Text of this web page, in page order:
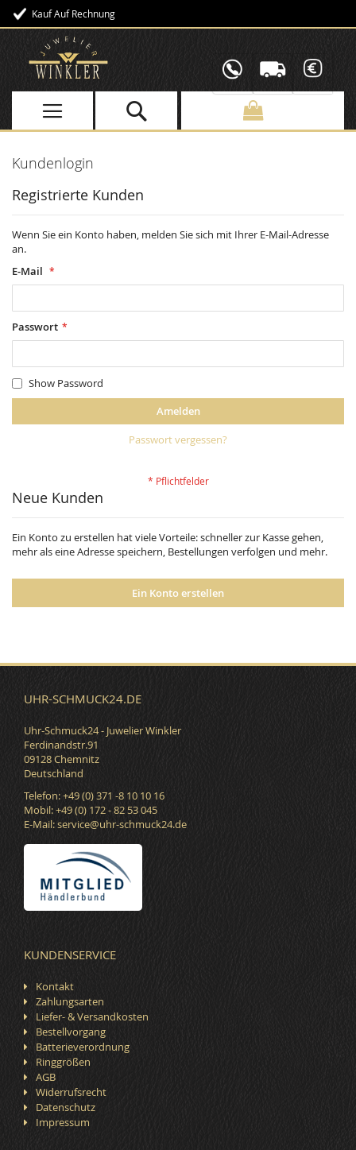
Kauf Auf Rechnung
Direkt
Inhalt
Kundenlogin
Registrierte Kunden
Wenn Sie ein Konto haben, melden Sie sich mit Ihrer E-Mail-Adresse
an.
E-Mail
Passwort
Show Password
Amelden
Passwort vergessen?
Neue Kunden
Ein Konto zu erstellen hat viele Vorteile: schneller zur Kasse gehen,
mehr als eine Adresse speichern, Bestellungen verfolgen und mehr.
Ein Konto erstellen
UHR-SCHMUCK24.DE
Uhr-Schmuck24 - Juwelier Winkler
Ferdinandstr.91
09128 Chemnitz
Deutschland
Telefon: +49 (0) 371 -8 10 10 16
Mobil: +49 (0) 172 - 82 53 045
E-Mail:service@uhr-schmuck24.de
KUNDENSERVICE
Kontakt
Zahlungsarten
Liefer- & Versandkosten
Bestellvorgang
Batterieverordnung
Ringgrößen
AGB
Widerrufsrecht
Datenschutz
Impressum